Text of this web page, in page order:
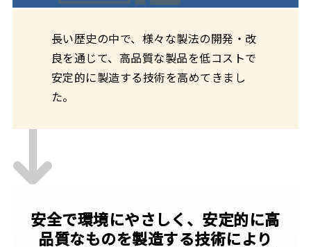
長い歴史の中で、様々な製法の開発・改
良を通じて、高品質な製品を低コストで
安定的に製造する技術を高めてきまし
た。
安全で環境にやさしく、安定的に高
品質なものを製造する技術により